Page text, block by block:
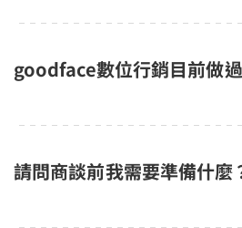
goodface數位行銷目前做
請問商談前我需要準備什麼